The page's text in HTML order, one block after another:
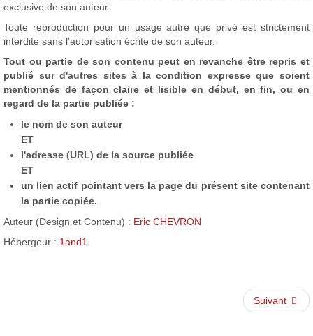
exclusive de son auteur.
Toute reproduction pour un usage autre que privé est strictement
interdite sans l'autorisation écrite de son auteur.
Tout ou partie de son contenu peut en revanche être repris et
publié sur d'autres sites à la condition expresse que soient
mentionnés de façon claire et lisible en début, en fin, ou en
regard de la partie publiée :
le nom de son auteur
ET
l'adresse (URL) de la source publiée
ET
un lien actif pointant vers la page du présent site contenant
la partie copiée.
Auteur (Design et Contenu) : Eric CHEVRON
Hébergeur : 1and1
Suivant